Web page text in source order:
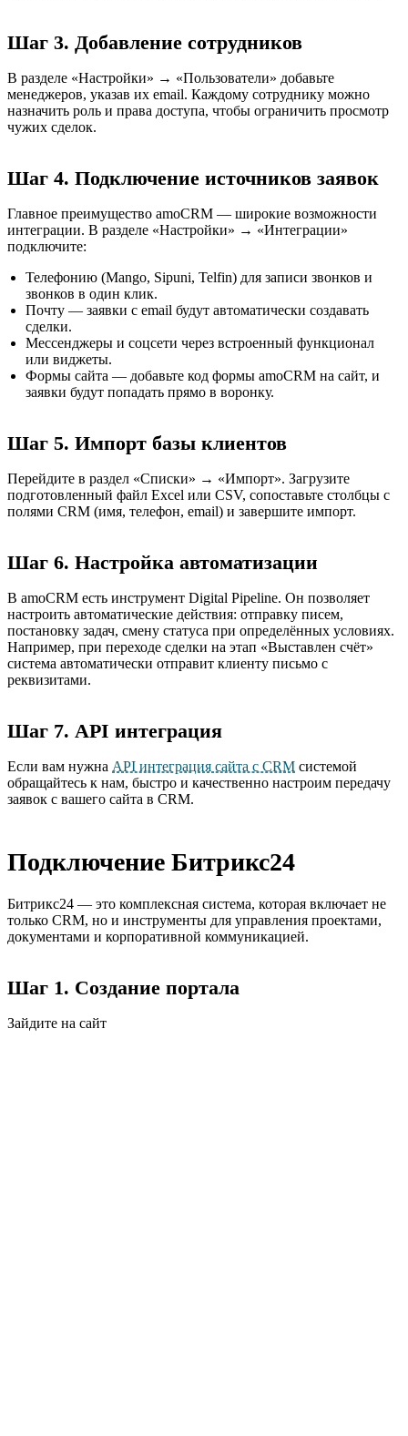
Шаг 3. Добавление сотрудников
В разделе «Настройки» → «Пользователи» добавьте
менеджеров, указав их email. Каждому сотруднику можно
назначить роль и права доступа, чтобы ограничить просмотр
чужих сделок.
Шаг 4. Подключение источников заявок
Главное преимущество amoCRM — широкие возможности
интеграции. В разделе «Настройки» → «Интеграции»
подключите:
Телефонию (Mango, Sipuni, Telfin) для записи звонков и
звонков в один клик.
Почту — заявки с email будут автоматически создавать
сделки.
Мессенджеры и соцсети через встроенный функционал
или виджеты.
Формы сайта — добавьте код формы amoCRM на сайт, и
заявки будут попадать прямо в воронку.
Шаг 5. Импорт базы клиентов
Перейдите в раздел «Списки» → «Импорт». Загрузите
подготовленный файл Excel или CSV, сопоставьте столбцы с
полями CRM (имя, телефон, email) и завершите импорт.
Шаг 6. Настройка автоматизации
В amoCRM есть инструмент Digital Pipeline. Он позволяет
настроить автоматические действия: отправку писем,
постановку задач, смену статуса при определённых условиях.
Например, при переходе сделки на этап «Выставлен счёт»
система автоматически отправит клиенту письмо с
реквизитами.
Шаг 7. API интеграция
Если вам нужна API интеграция сайта с CRM системой
обращайтесь к нам, быстро и качественно настроим передачу
заявок с вашего сайта в CRM.
Подключение Битрикс24
Битрикс24 — это комплексная система, которая включает не
только CRM, но и инструменты для управления проектами,
документами и корпоративной коммуникацией.
Шаг 1. Создание портала
Зайдите на сайт